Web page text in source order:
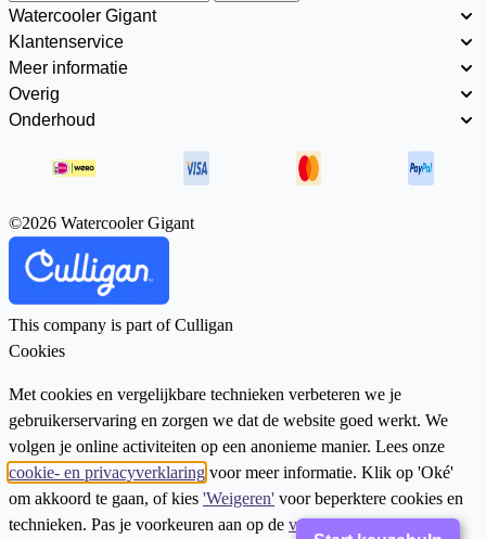
Watercooler Gigant
Klantenservice
Meer informatie
Overig
Onderhoud
©2026 Watercooler Gigant
This company is part of Culligan
Cookies
Met cookies en vergelijkbare technieken verbeteren we je
gebruikerservaring en zorgen we dat de website goed werkt. We
volgen je online activiteiten op een anonieme manier. Lees onze
cookie- en privacyverklaring voor meer informatie. Klik op 'Oké'
om akkoord te gaan, of kies 'Weigeren' voor beperktere cookies en
technieken. Pas je voorkeuren aan op de voorkeuren pagina.